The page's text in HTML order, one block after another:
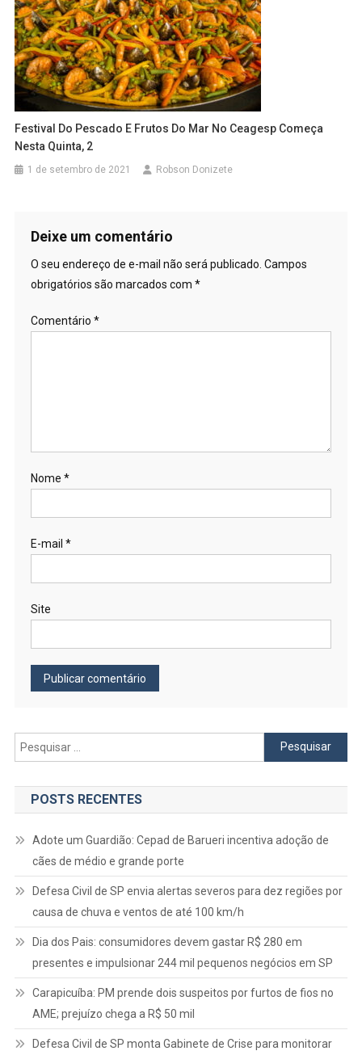
Festival Do Pescado E Frutos Do Mar No Ceagesp Começa
Nesta Quinta, 2
1 de setembro de 2021 Robson Donizete
Deixe um comentário
O seu endereço de e-mail não será publicado. Campos
obrigatórios são marcados com *
Comentário *
Nome *
E-mail *
Site
Pesquisar
por:
POSTS RECENTES
Adote um Guardião: Cepad de Barueri incentiva adoção de
cães de médio e grande porte
Defesa Civil de SP envia alertas severos para dez regiões por
causa de chuva e ventos de até 100 km/h
Dia dos Pais: consumidores devem gastar R$ 280 em
presentes e impulsionar 244 mil pequenos negócios em SP
Carapicuíba: PM prende dois suspeitos por furtos de fios no
AME; prejuízo chega a R$ 50 mil
Defesa Civil de SP monta Gabinete de Crise para monitorar